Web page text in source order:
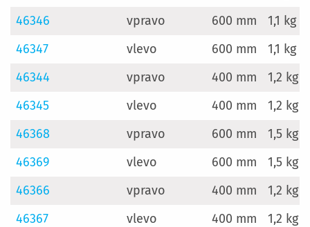
46346
vpravo 600 mm
1,1 kg
46347
vlevo 600 mm
1,1 kg
46344
vpravo 400 mm
1,2 kg
46345
vlevo 400 mm
1,2 kg
46368
vpravo 600 mm
1,5 kg
46369
vlevo 600 mm
1,5 kg
46366
vpravo 400 mm
1,2 kg
46367
vlevo 400 mm 1,2 kg